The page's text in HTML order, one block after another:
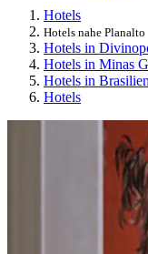
Hotels
Hotels nahe Planalto
Hotels in
Hotels in Minas
Hotels in Brasilien
Hotels